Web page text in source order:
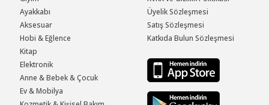
Ayakkabı
Aksesuar
Hobi & Eğlence
Kitap
Elektronik
Anne & Bebek & Çocuk
Ev & Mobilya
Üyelik Sözleşmesi
Satış Sözleşmesi
Katkıda Bulun Sözleşmesi